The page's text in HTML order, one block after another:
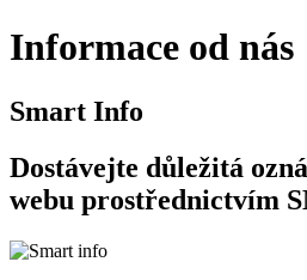
Informace od nás
Smart Info
Dostávejte důležitá
webu prostřednictvím